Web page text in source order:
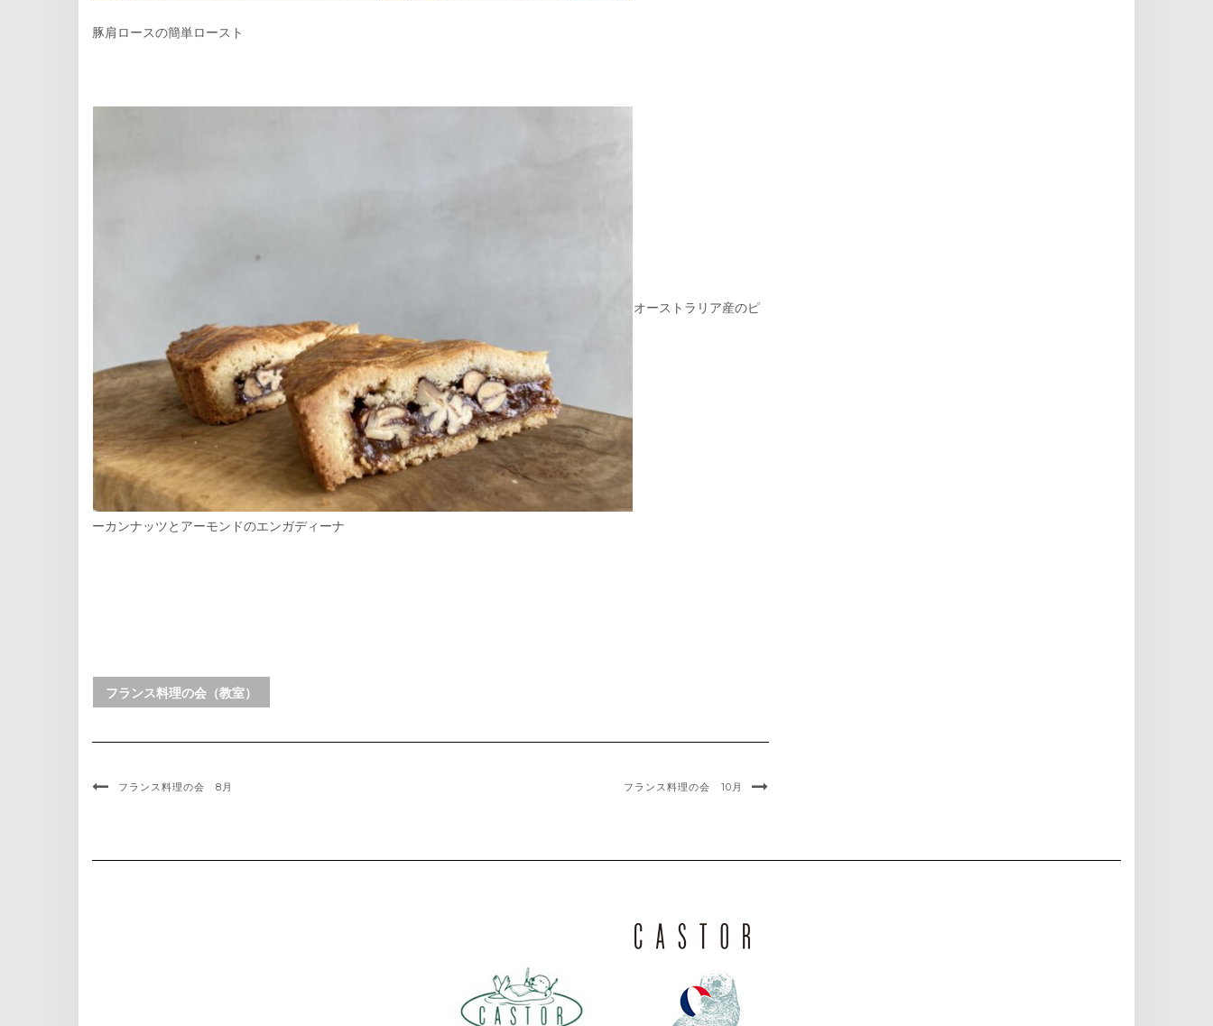
豚肩ロースの簡単ロースト
オーストラリア産のピ
ーカンナッツとアーモンドのエンガディーナ
フランス料理の会（教室）
フランス料理の会 8月 フランス料理の会 10月